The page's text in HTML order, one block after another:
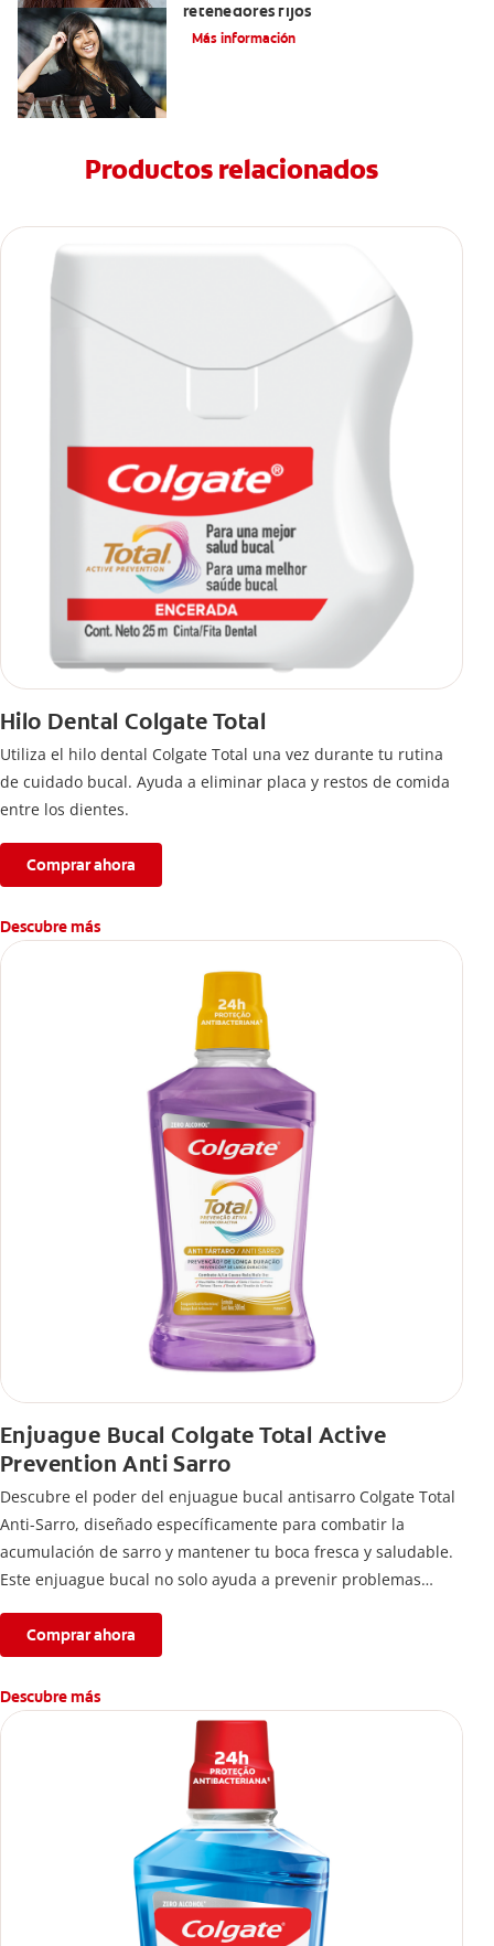
retenedores fijos
Más información
Productos relacionados
Hilo Dental Colgate Total
Utiliza el hilo dental Colgate Total una vez durante tu rutina
de cuidado bucal. Ayuda a eliminar placa y restos de comida
entre los dientes.
Comprar ahora
Descubre más
Enjuague Bucal Colgate Total Active
Prevention Anti Sarro
Descubre el poder del enjuague bucal antisarro Colgate Total
Anti-Sarro, diseñado específicamente para combatir la
acumulación de sarro y mantener tu boca fresca y saludable.
Este enjuague bucal no solo ayuda a prevenir problemas
Comprar ahora
Descubre más